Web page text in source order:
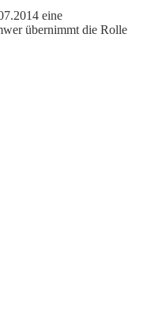
eine
übernimmt die Rolle